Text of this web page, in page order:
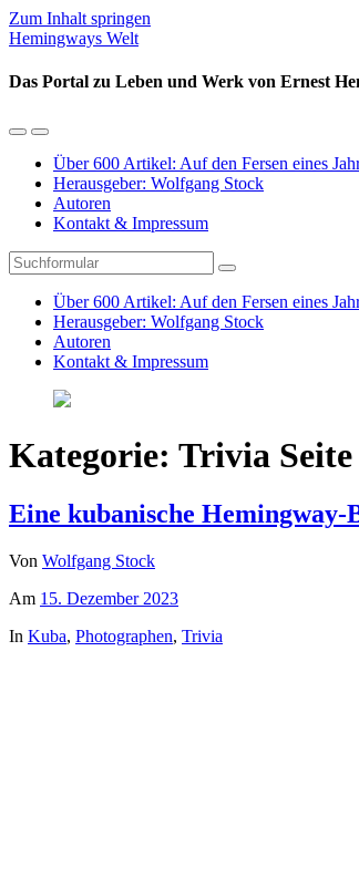
Zum Inhalt springen
Hemingways Welt
Das Portal zu Leben und Werk von Ernest
Mobil-
umschalten
Suchfeld
umschalten
Über 600 Artikel: Auf den Fersen eines
Herausgeber: Wolfgang Stock
Autoren
Kontakt & Impressum
Suchen
Über 600 Artikel: Auf den Fersen eines
Herausgeber: Wolfgang Stock
Autoren
Kontakt & Impressum
Kategorie: Trivia
Eine kubanische
Von Wolfgang Stock
Am 15. Dezember 2023
In Kuba, Photographen, Trivia